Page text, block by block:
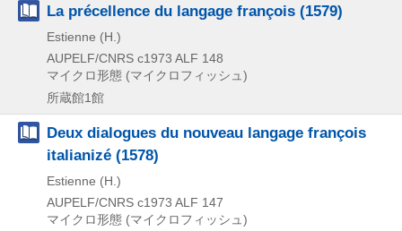
La précellence du langage françois (1579)
Estienne (H.)
AUPELF/CNRS c1973 ALF 148
マイクロ形態 (マイクロフィッシュ)
所蔵館1館
Deux dialogues du nouveau langage françois
italianizé (1578)
Estienne (H.)
AUPELF/CNRS c1973 ALF 147
マイクロ形態 (マイクロフィッシュ)